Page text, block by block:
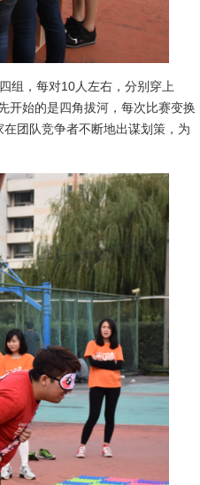
组，每对10人左右，分别穿上
开始的是四角拔河，每次比赛变换
团队竞争者不断地出谋划策，为